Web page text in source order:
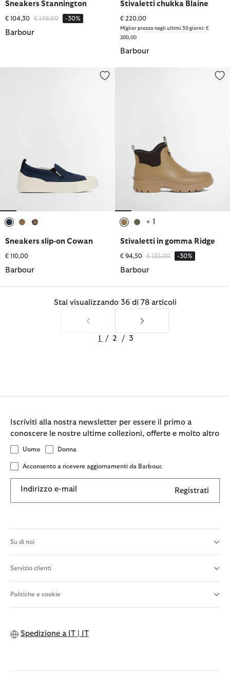
Sneakers Stannington
€ 104,30 Prezzo ridotto da
€ 149,00a -30%
Barbour
Stivaletti chukka Blaine
€ 220,00
Miglior prezzo negli ultimi 30 giorni: €
200,00
Barbour
Sneakers slip-on Cowan
€ 110,00
Barbour
+ 1
Stivaletti in gomma Ridge
€ 94,50 Prezzo ridotto da
€ 135,00a -30%
Barbour
Stai visualizzando 36 di 78 articoli
1 / 2 / 3
Iscriviti alla nostra newsletter per essere il primo a
conoscere le nostre ultime collezioni, offerte e molto altro
Uomo Donna
Acconsento a ricevere aggiornamenti da Barbour.
Indirizzo e-mail Registrati
Su di noi
Servizio clienti
Politiche e cookie
Spedizione a IT | IT